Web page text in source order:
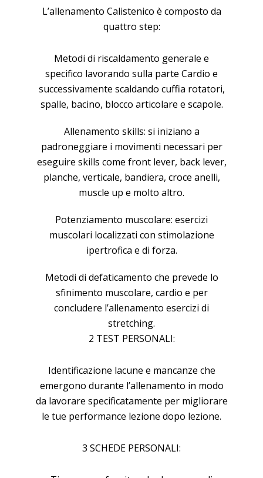
L’allenamento Calistenico è composto da
quattro step:
Metodi di riscaldamento generale e
specifico lavorando sulla parte Cardio e
successivamente scaldando cuffia rotatori,
spalle, bacino, blocco articolare e scapole.
Allenamento skills: si iniziano a
padroneggiare i movimenti necessari per
eseguire skills come front lever, back lever,
planche, verticale, bandiera, croce anelli,
muscle up e molto altro.
Potenziamento muscolare: esercizi
muscolari localizzati con stimolazione
ipertrofica e di forza.
Metodi di defaticamento che prevede lo
sfinimento muscolare, cardio e per
concludere l’allenamento esercizi di
stretching.
2 TEST PERSONALI:
Identificazione lacune e mancanze che
emergono durante l’allenamento in modo
da lavorare specificatamente per migliorare
le tue performance lezione dopo lezione.
3 SCHEDE PERSONALI: